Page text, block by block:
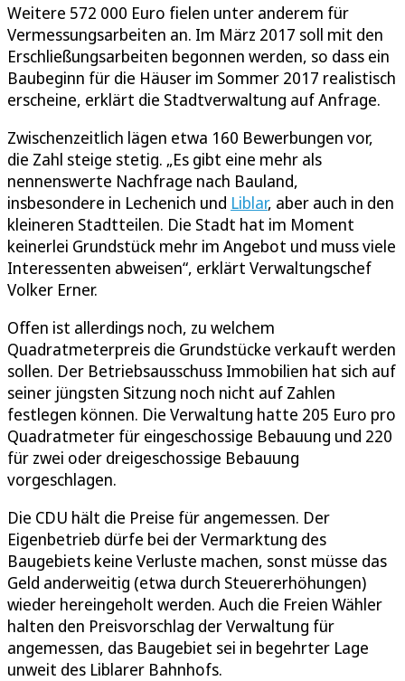
Weitere 572 000 Euro fielen unter anderem für
Vermessungsarbeiten an. Im März 2017 soll mit den
Erschließungsarbeiten begonnen werden, so dass ein
Baubeginn für die Häuser im Sommer 2017 realistisch
erscheine, erklärt die Stadtverwaltung auf Anfrage.
Zwischenzeitlich lägen etwa 160 Bewerbungen vor,
die Zahl steige stetig. „Es gibt eine mehr als
nennenswerte Nachfrage nach Bauland,
insbesondere in Lechenich und Liblar, aber auch in den
kleineren Stadtteilen. Die Stadt hat im Moment
keinerlei Grundstück mehr im Angebot und muss viele
Interessenten abweisen“, erklärt Verwaltungschef
Volker Erner.
Offen ist allerdings noch, zu welchem
Quadratmeterpreis die Grundstücke verkauft werden
sollen. Der Betriebsausschuss Immobilien hat sich auf
seiner jüngsten Sitzung noch nicht auf Zahlen
festlegen können. Die Verwaltung hatte 205 Euro pro
Quadratmeter für eingeschossige Bebauung und 220
für zwei oder dreigeschossige Bebauung
vorgeschlagen.
Die CDU hält die Preise für angemessen. Der
Eigenbetrieb dürfe bei der Vermarktung des
Baugebiets keine Verluste machen, sonst müsse das
Geld anderweitig (etwa durch Steuererhöhungen)
wieder hereingeholt werden. Auch die Freien Wähler
halten den Preisvorschlag der Verwaltung für
angemessen, das Baugebiet sei in begehrter Lage
unweit des Liblarer Bahnhofs.